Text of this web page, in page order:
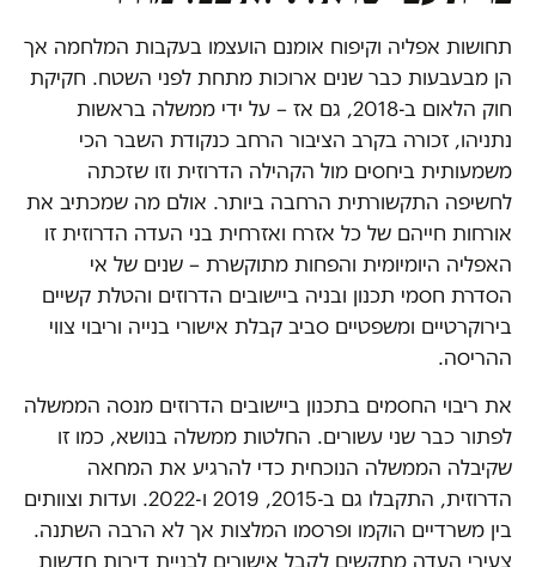
תחושות אפליה וקיפוח אומנם הועצמו בעקבות המלחמה אך
הן מבעבעות כבר שנים ארוכות מתחת לפני השטח. חקיקת
חוק הלאום ב-2018, גם אז – על ידי ממשלה בראשות
נתניהו, זכורה בקרב הציבור הרחב כנקודת השבר הכי
משמעותית ביחסים מול הקהילה הדרוזית וזו שזכתה
לחשיפה התקשורתית הרחבה ביותר. אולם מה שמכתיב את
אורחות חייהם של כל אזרח ואזרחית בני העדה הדרוזית זו
האפליה היומיומית והפחות מתוקשרת – שנים של אי
הסדרת חסמי תכנון ובניה ביישובים הדרוזים והטלת קשיים
בירוקרטיים ומשפטיים סביב קבלת אישורי בנייה וריבוי צווי
ההריסה.
את ריבוי החסמים בתכנון ביישובים הדרוזים מנסה הממשלה
לפתור כבר שני עשורים. החלטות ממשלה בנושא, כמו זו
שקיבלה הממשלה הנוכחית כדי להרגיע את המחאה
הדרוזית, התקבלו גם ב-2015, 2019 ו-2022. ועדות וצוותים
בין משרדיים הוקמו ופרסמו המלצות אך לא הרבה השתנה.
צעירי העדה מתקשים לקבל אישורים לבניית דירות חדשות